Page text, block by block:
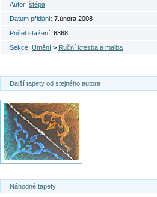
Autor: štépa
Datum přidání: 7.února 2008
Počet stažení: 6368
Sekce: Umění > Ruční kresba a malba
Další tapety od stejného autora
Náhodné tapety